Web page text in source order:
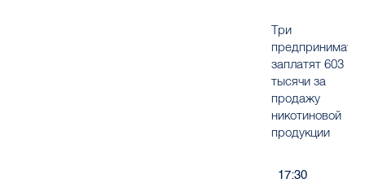
Три
заплатят 603
тысячи за
продажу
никотиновой
продукции
17:30